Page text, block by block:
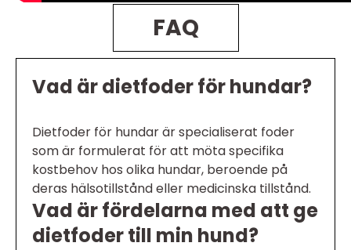
FAQ
Vad är dietfoder för hundar?
Dietfoder för hundar är specialiserat foder
som är formulerat för att möta specifika
kostbehov hos olika hundar, beroende på
deras hälsotillstånd eller medicinska tillstånd.
Vad är fördelarna med att ge
dietfoder till min hund?